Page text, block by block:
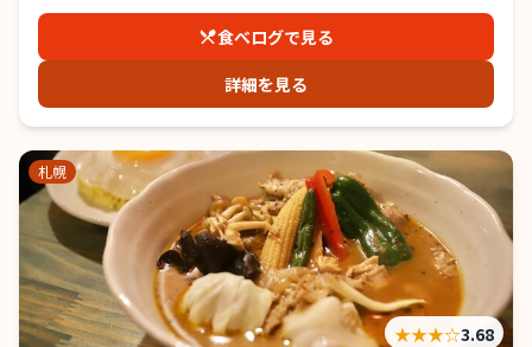
食べログで見る
詳細を見る
札幌
★★★☆3.68